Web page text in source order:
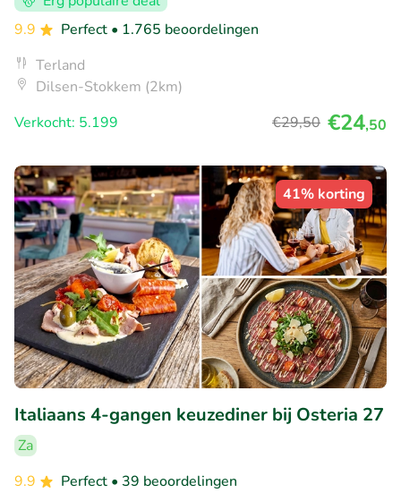
9.9
Perfect • 1.765 beoordelingen
Terland
Dilsen-Stokkem (2km)
Verkocht: 5.199
€29,50 €24,50
41% korting
Italiaans 4-gangen keuzediner bij Osteria 27
Za
9.9
Perfect • 39 beoordelingen